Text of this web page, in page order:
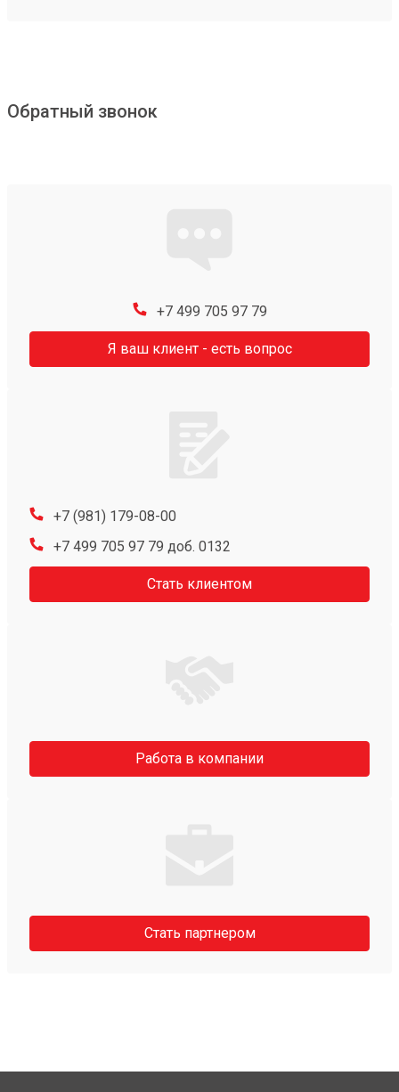
Обратный звонок
+7 499 705 97 79
Я ваш клиент - есть вопрос
+7 (981) 179-08-00
+7 499 705 97 79 доб. 0132
Стать клиентом
Работа в компании
Стать партнером